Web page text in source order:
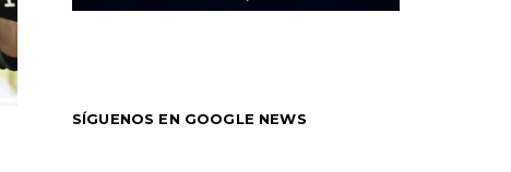
SÍGUENOS EN GOOGLE NEWS